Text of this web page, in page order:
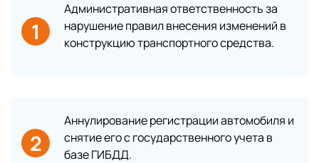
1
Административная ответственность за
нарушение правил внесения изменений в
конструкцию транспортного средства.
2
Аннулирование регистрации автомобиля и
снятие его с государственного учета в
базе ГИБДД.